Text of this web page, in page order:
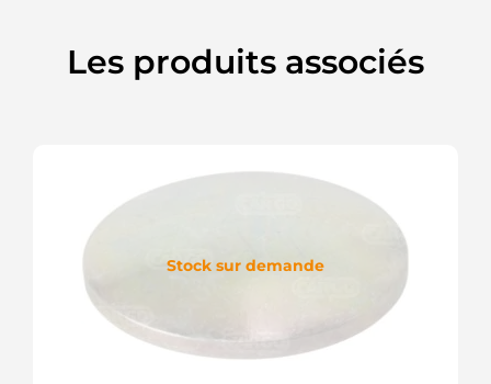
Les produits associés
Stock sur demande